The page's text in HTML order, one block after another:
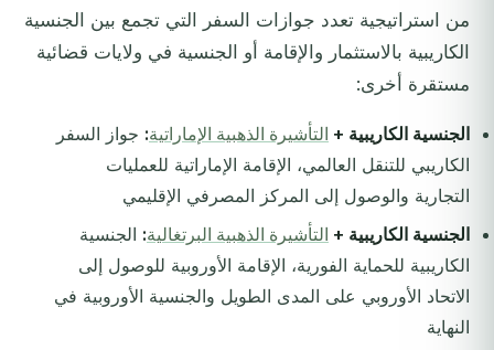
من استراتيجية تعدد جوازات السفر التي تجمع بين الجنسية
الكاريبية بالاستثمار والإقامة أو الجنسية في ولايات قضائية
مستقرة أخرى:
الجنسية الكاريبية + التأشيرة الذهبية الإماراتية: جواز السفر
الكاريبي للتنقل العالمي، الإقامة الإماراتية للعمليات
التجارية والوصول إلى المركز المصرفي الإقليمي
الجنسية الكاريبية + التأشيرة الذهبية البرتغالية: الجنسية
الكاريبية للحماية الفورية، الإقامة الأوروبية للوصول إلى
الاتحاد الأوروبي على المدى الطويل والجنسية الأوروبية في
النهاية